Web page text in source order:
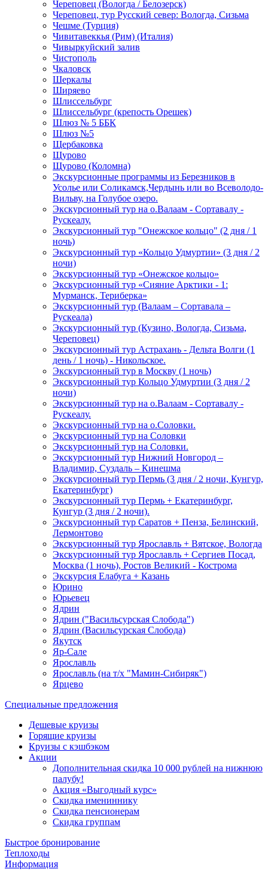
Череповец (Вологда / Белозерск)
Череповец, тур Русский север: Вологда, Сизьма
Чешме (Турция)
Чивитавеккья (Рим) (Италия)
Чивыркуйский залив
Чистополь
Чкаловск
Шеркалы
Ширяево
Шлиссельбург
Шлиссельбург (крепость Орешек)
Шлюз № 5 ББК
Шлюз №5
Щербаковка
Щурово
Щурово (Коломна)
Экскурсионные программы из Березников в
Усолье или Соликамск,Чердынь или во Всеволодо-
Вильву, на Голубое озеро.
Экскурсионный тур на о.Валаам - Сортавалу -
Рускеалу.
Экскурсионный тур "Онежское кольцо" (2 дня / 1
ночь)
Экскурсионный тур «Кольцо Удмуртии» (3 дня / 2
ночи)
Экскурсионный тур «Онежское кольцо»
Экскурсионный тур «Сияние Арктики - 1:
Мурманск, Териберка»
Экскурсионный тур (Валаам – Сортавала –
Рускеала)
Экскурсионный тур (Кузино, Вологда, Сизьма,
Череповец)
Экскурсионный тур Астрахань - Дельта Волги (1
день / 1 ночь) - Никольское.
Экскурсионный тур в Москву (1 ночь)
Экскурсионный тур Кольцо Удмуртии (3 дня / 2
ночи)
Экскурсионный тур на о.Валаам - Сортавалу -
Рускеалу.
Экскурсионный тур на о.Соловки.
Экскурсионный тур на Соловки
Экскурсионный тур на Соловки.
Экскурсионный тур Нижний Новгород –
Владимир, Суздаль – Кинешма
Экскурсионный тур Пермь (3 дня / 2 ночи, Кунгур,
Екатеринбург)
Экскурсионный тур Пермь + Екатеринбург,
Кунгур (3 дня / 2 ночи).
Экскурсионный тур Саратов + Пенза, Белинский,
Лермонтово
Экскурсионный тур Ярославль + Вятское, Вологда
Экскурсионный тур Ярославль + Сергиев Посад,
Москва (1 ночь), Ростов Великий - Кострома
Экскурсия Елабуга + Казань
Юрино
Юрьевец
Ядрин
Ядрин ("Васильсурская Слобода")
Ядрин (Васильсурская Слобода)
Якутск
Яр-Сале
Ярославль
Ярославль (на т/х "Мамин-Сибиряк")
Ярцево
Специальные предложения
Дешевые круизы
Горящие круизы
Круизы с кэшбэком
Акции
Дополнительная скидка 10 000 рублей на нижнюю
палубу!
Акция «Выгодный курс»
Скидка имениннику
Скидка пенсионерам
Скидка группам
Быстрое бронирование
Теплоходы
Информация